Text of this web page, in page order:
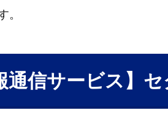
。
通信サービス】